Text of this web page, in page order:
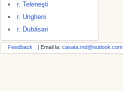
r. Teleneşti
r. Ungheni
r. Dubăsari
Feedback | Email la: casata.md@outlook.com